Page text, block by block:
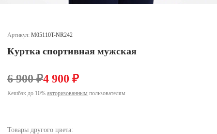
Артикул: M05110T-NR242
Куртка спортивная мужская
6 900 ₽4 900 ₽
Кешбэк до 10% авторизованным пользователям
Товары другого цвета: